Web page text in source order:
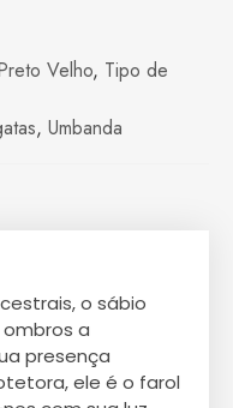
Velho, Tipo de
, Umbanda
o sábio
a
presença
ele é o farol